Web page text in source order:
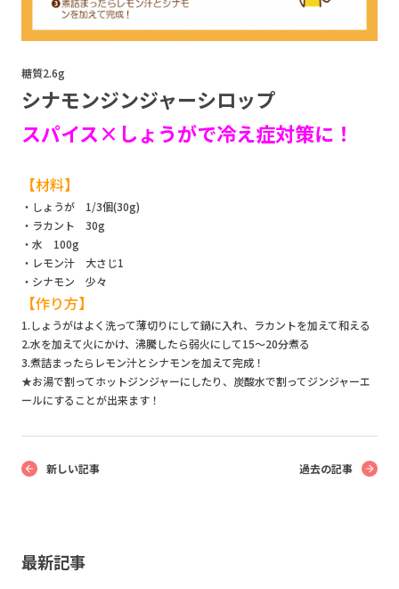
糖質2.6g
シナモンジンジャーシロップ
スパイス×しょうがで冷え症対策に！
【材料】
・しょうが 1/3個(30g)
・ラカント 30g
・水 100g
・レモン汁 大さじ1
・シナモン 少々
【作り方】
1.しょうがはよく洗って薄切りにして鍋に入れ、ラカントを加えて和える
2.水を加えて火にかけ、沸騰したら弱火にして15～20分煮る
3.煮詰まったらレモン汁とシナモンを加えて完成！
★お湯で割ってホットジンジャーにしたり、炭酸水で割ってジンジャーエ
ールにすることが出来ます！
新しい記事 過去の記事
最新記事